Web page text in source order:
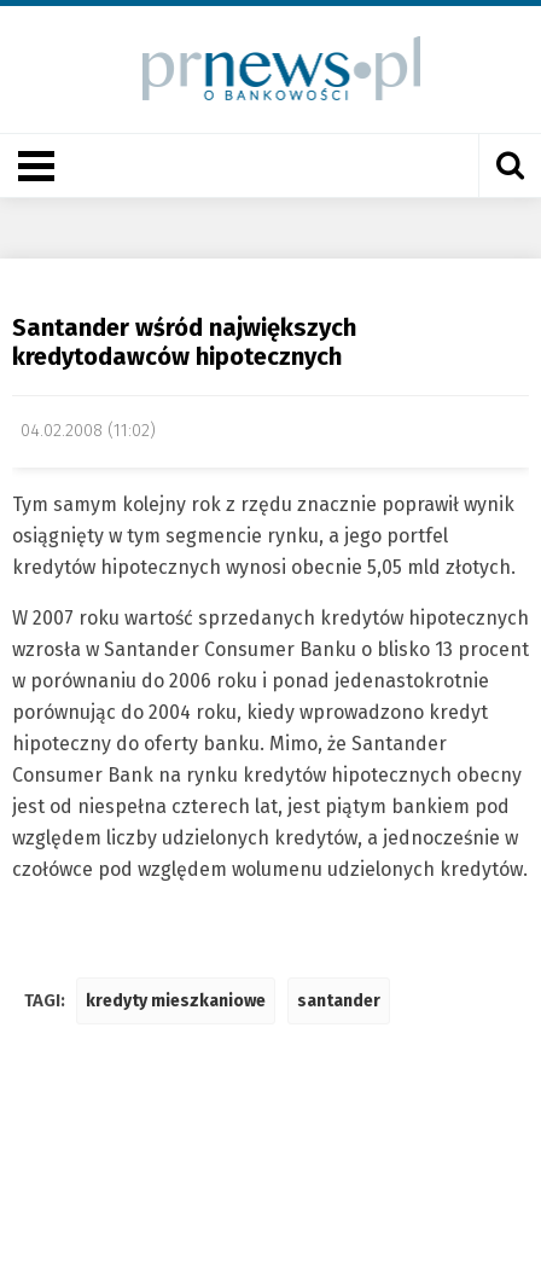
Santander wśród największych
kredytodawców hipotecznych
04.02.2008 (11:02)
Tym samym kolejny rok z rzędu znacznie poprawił wynik
osiągnięty w tym segmencie rynku, a jego portfel
kredytów hipotecznych wynosi obecnie 5,05 mld złotych.
W 2007 roku wartość sprzedanych kredytów hipotecznych
wzrosła w Santander Consumer Banku o blisko 13 procent
w porównaniu do 2006 roku i ponad jedenastokrotnie
porównując do 2004 roku, kiedy wprowadzono kredyt
hipoteczny do oferty banku. Mimo, że Santander
Consumer Bank na rynku kredytów hipotecznych obecny
jest od niespełna czterech lat, jest piątym bankiem pod
względem liczby udzielonych kredytów, a jednocześnie w
czołówce pod względem wolumenu udzielonych kredytów.
TAGI: kredyty mieszkaniowe santander